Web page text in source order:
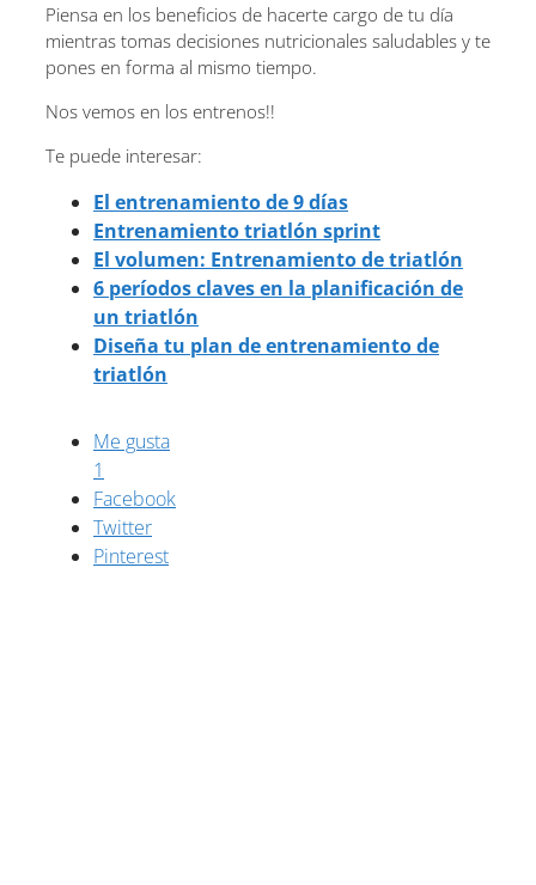
Piensa en los beneficios de hacerte cargo de tu día
mientras tomas decisiones nutricionales saludables y te
pones en forma al mismo tiempo.
Nos vemos en los entrenos!!
Te puede interesar:
El entrenamiento de 9 días
Entrenamiento triatlón sprint
El volumen: Entrenamiento de triatlón
6 períodos claves en la planificación de
un triatlón
Diseña tu plan de entrenamiento de
triatlón
Me gusta
1
Facebook
Twitter
Pinterest